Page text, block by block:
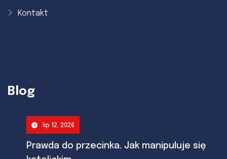
Kontakt
Blog
lip 12, 2026
Prawda do przecinka. Jak manipuluje się